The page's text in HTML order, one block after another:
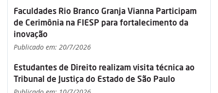
Faculdades Rio Branco Granja Vianna Participam
de Cerimônia na FIESP para fortalecimento da
inovação
Publicado em: 20/7/2026
Estudantes de Direito realizam visita técnica ao
Tribunal de Justiça do Estado de São Paulo